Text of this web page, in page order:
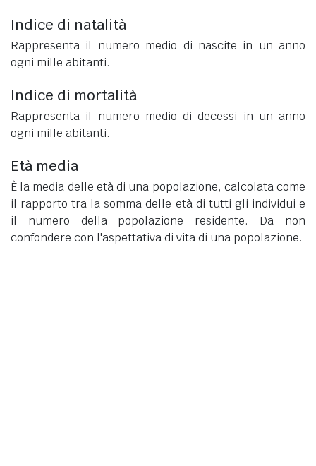
Indice di natalità
Rappresenta il numero medio di nascite in un anno
ogni mille abitanti.
Indice di mortalità
Rappresenta il numero medio di decessi in un anno
ogni mille abitanti.
Età media
È la media delle età di una popolazione, calcolata come
il rapporto tra la somma delle età di tutti gli individui e
il numero della popolazione residente. Da non
confondere con l'aspettativa di vita di una popolazione.